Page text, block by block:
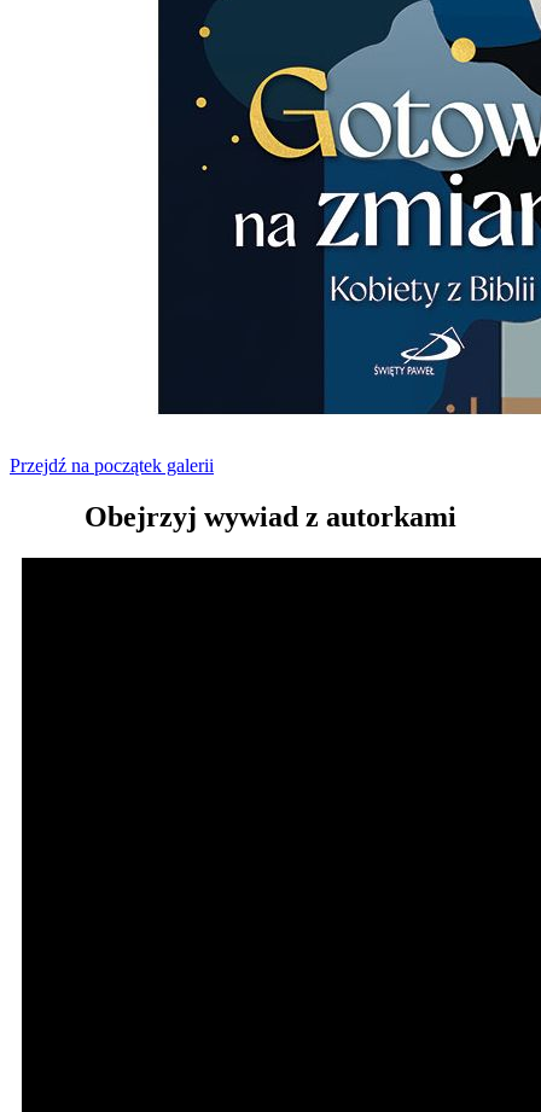
Przejdź na początek galerii
Obejrzyj wywiad z autorkami